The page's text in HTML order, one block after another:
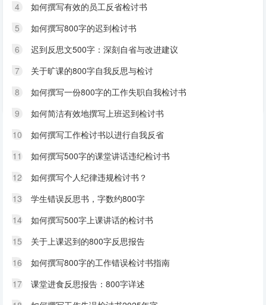
4
如何撰写有效的员工反省检讨书
5
如何撰写800字的迟到检讨书
6
迟到反思文500字：深刻自省与改进建议
7
关于旷课的800字自我反思与检讨
8
如何撰写一份800字的工作失职自我检讨书
9
如何简洁有效地撰写上班迟到检讨书
10
如何撰写工作检讨书以进行自我反省
11
如何撰写500字的课堂讲话违纪检讨书
12
如何撰写个人纪律违规检讨书？
13
学生错误反思书，字数约800字
14
如何撰写500字上课讲话的检讨书
15
关于上课迟到的800字反思报告
16
如何撰写800字的工作错误检讨书指南
17
课堂进食反思报告：800字详述